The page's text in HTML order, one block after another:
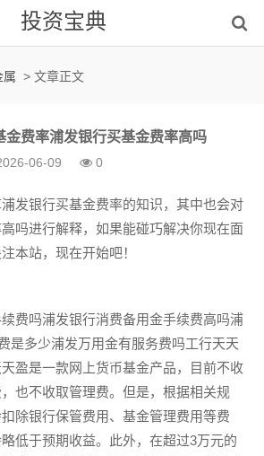
投资宝典
属 > 文章正文
金费率浦发银行买基金费率高吗
06-09 0
发银行买基金费率的知识，其中也会对
吗进行解释，如果能碰巧解决你现在面
本站，现在开始吧！
费吗浦发银行消费备用金手续费高吗浦
是多少浦发万用金有服务费吗工行天天
盈是一款网上货币基金产品，目前不收
也不收取管理费。但是，根据相关规
除银行保管费用、基金管理费用等费
低于预期收益。此外，在超过3万元的